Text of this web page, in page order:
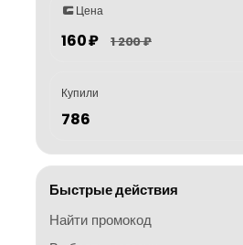
Цена
160 ₽ 1 200 ₽
Купили
786
Быстрые действия
Найти промокод